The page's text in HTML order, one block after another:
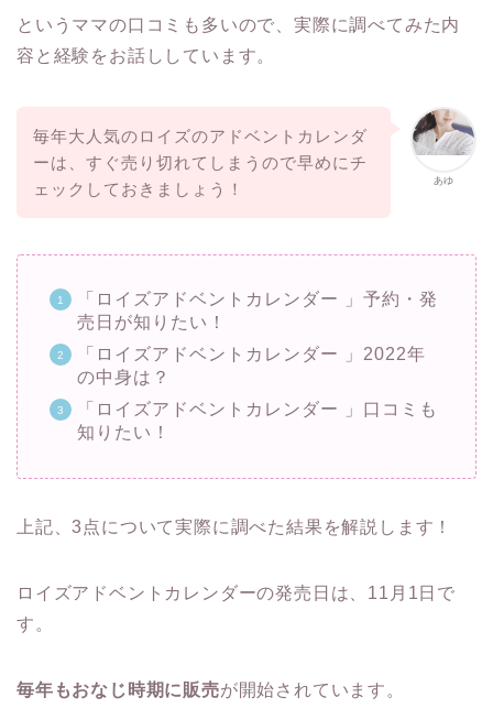
というママの口コミも多いので、実際に調べてみた内
容と経験をお話ししています。
あゆ
毎年大人気のロイズのアドベントカレンダ
ーは、すぐ売り切れてしまうので早めにチ
ェックしておきましょう！
「ロイズアドベントカレンダー 」予約・発
売日が知りたい！
「ロイズアドベントカレンダー 」2022年
の中身は？
「ロイズアドベントカレンダー 」口コミも
知りたい！
上記、3点について実際に調べた結果を解説します！
ロイズアドベントカレンダーの発売日は、11月1日で
す。
毎年 もおなじ時期に販売が開始されています。